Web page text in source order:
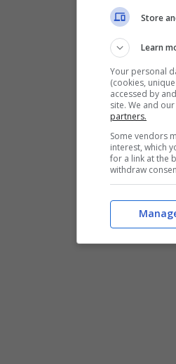
Store
Learn
Your personal
(cookies,
accessed by
site. We and
partners.
Some vendors
interest, which
for a link at the
withdraw